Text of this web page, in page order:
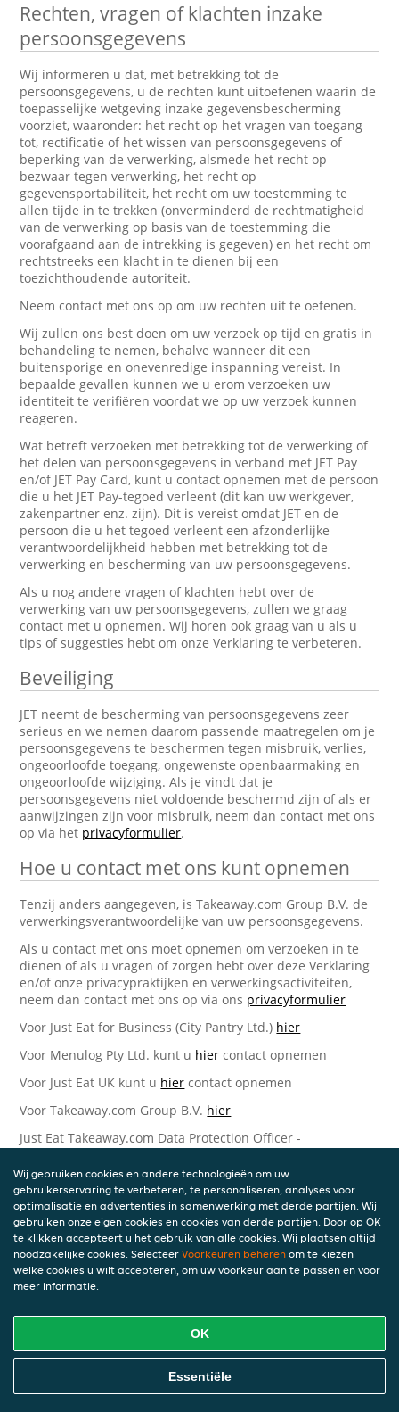
Rechten, vragen of klachten inzake
persoonsgegevens
Wij informeren u dat, met betrekking tot de
persoonsgegevens, u de rechten kunt uitoefenen waarin de
toepasselijke wetgeving inzake gegevensbescherming
voorziet, waaronder: het recht op het vragen van toegang
tot, rectificatie of het wissen van persoonsgegevens of
beperking van de verwerking, alsmede het recht op
bezwaar tegen verwerking, het recht op
gegevensportabiliteit, het recht om uw toestemming te
allen tijde in te trekken (onverminderd de rechtmatigheid
van de verwerking op basis van de toestemming die
voorafgaand aan de intrekking is gegeven) en het recht om
rechtstreeks een klacht in te dienen bij een
toezichthoudende autoriteit.
Neem contact met ons op om uw rechten uit te oefenen.
Wij zullen ons best doen om uw verzoek op tijd en gratis in
behandeling te nemen, behalve wanneer dit een
buitensporige en onevenredige inspanning vereist. In
bepaalde gevallen kunnen we u erom verzoeken uw
identiteit te verifiëren voordat we op uw verzoek kunnen
reageren.
Wat betreft verzoeken met betrekking tot de verwerking of
het delen van persoonsgegevens in verband met JET Pay
en/of JET Pay Card, kunt u contact opnemen met de persoon
die u het JET Pay-tegoed verleent (dit kan uw werkgever,
zakenpartner enz. zijn). Dit is vereist omdat JET en de
persoon die u het tegoed verleent een afzonderlijke
verantwoordelijkheid hebben met betrekking tot de
verwerking en bescherming van uw persoonsgegevens.
Als u nog andere vragen of klachten hebt over de
verwerking van uw persoonsgegevens, zullen we graag
contact met u opnemen. Wij horen ook graag van u als u
tips of suggesties hebt om onze Verklaring te verbeteren.
Beveiliging
JET neemt de bescherming van persoonsgegevens zeer
serieus en we nemen daarom passende maatregelen om je
persoonsgegevens te beschermen tegen misbruik, verlies,
ongeoorloofde toegang, ongewenste openbaarmaking en
ongeoorloofde wijziging. Als je vindt dat je
persoonsgegevens niet voldoende beschermd zijn of als er
aanwijzingen zijn voor misbruik, neem dan contact met ons
op via het privacyformulier.
Hoe u contact met ons kunt opnemen
Tenzij anders aangegeven, is Takeaway.com Group B.V. de
verwerkingsverantwoordelijke van uw persoonsgegevens.
Als u contact met ons moet opnemen om verzoeken in te
dienen of als u vragen of zorgen hebt over deze Verklaring
en/of onze privacypraktijken en verwerkingsactiviteiten,
neem dan contact met ons op via ons privacyformulier
Voor Just Eat for Business (City Pantry Ltd.) hier
Voor Menulog Pty Ltd. kunt u hier contact opnemen
Voor Just Eat UK kunt u hier contact opnemen
Voor Takeaway.com Group B.V. hier
Just Eat Takeaway.com Data Protection Officer -
Piet Heinkade 61
1019 GM Amsterdam
Nederland
Bijgewerkte versies van deze
Privacyverklaring
Wij kunnen deze Verklaring van tijd tot tijd bijwerken als
reactie op veranderende juridische, technische of zakelijke
ontwikkelingen. Wanneer wij onze Privacyverklaring
bijwerken, zullen wij passende maatregelen nemen om u
op de hoogte te brengen, in overeenstemming met het
Wij gebruiken cookies en andere technologieën om uw
gebruikerservaring te verbeteren, te personaliseren, analyses voor
optimalisatie en advertenties in samenwerking met derde partijen. Wij
gebruiken onze eigen cookies en cookies van derde partijen. Door op OK
te klikken accepteert u het gebruik van alle cookies. Wij plaatsen altijd
noodzakelijke cookies. Selecteer Voorkeuren beheren om te kiezen
welke cookies u wilt accepteren, om uw voorkeur aan te passen en voor
meer informatie.
OK
Essentiële